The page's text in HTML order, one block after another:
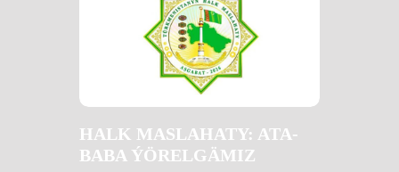
HALK MASLAHATY: ATA-
BABA ÝÖRELGÄMIZ